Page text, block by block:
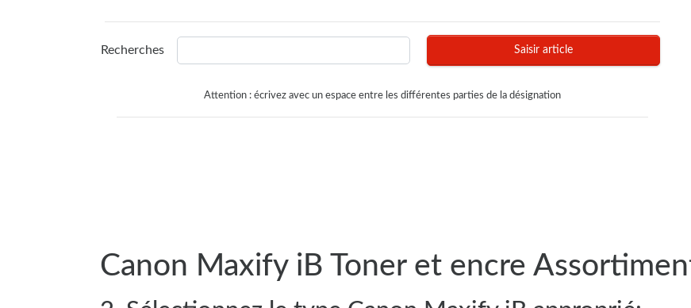
Recherches Saisir article
Attention : écrivez avec un espace entre les différentes parties de la désignation
Canon Maxify iB Toner et encre